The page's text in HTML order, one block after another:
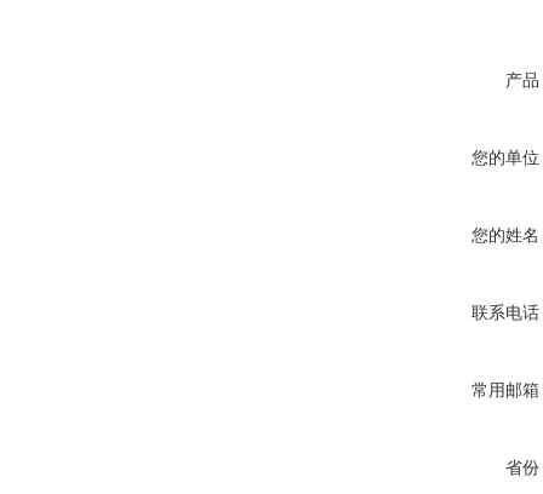
产品
您的单位
您的姓名
联系电话
常用邮箱
省份